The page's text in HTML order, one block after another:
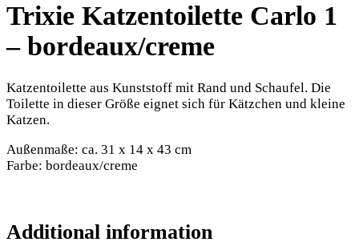
Trixie Katzentoilette Carlo 1
– bordeaux/creme
Katzentoilette aus Kunststoff mit Rand und Schaufel. Die
Toilette in dieser Größe eignet sich für Kätzchen und kleine
Katzen.
Außenmaße: ca. 31 x 14 x 43 cm
Farbe: bordeaux/creme
Additional information